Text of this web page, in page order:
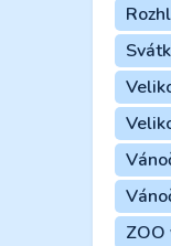
ZOO